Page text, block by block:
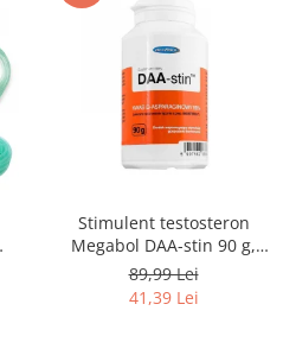
Stimulent testosteron
Megabol DAA-stin 90 g,
anabolizant pentru cresterea
masei musculare
89,99 Lei
41,39 Lei